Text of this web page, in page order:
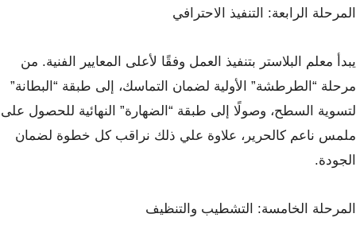
المرحلة الرابعة: التنفيذ الاحترافي
يبدأ معلم البلاستر بتنفيذ العمل وفقًا لأعلى المعايير الفنية. من
مرحلة “الطرطشة” الأولية لضمان التماسك، إلى طبقة “البطانة”
لتسوية السطح، وصولًا إلى طبقة “الضهارة” النهائية للحصول على
ملمس ناعم كالحرير، علاوة علي ذلك نراقب كل خطوة لضمان
الجودة.
المرحلة الخامسة: التشطيب والتنظيف